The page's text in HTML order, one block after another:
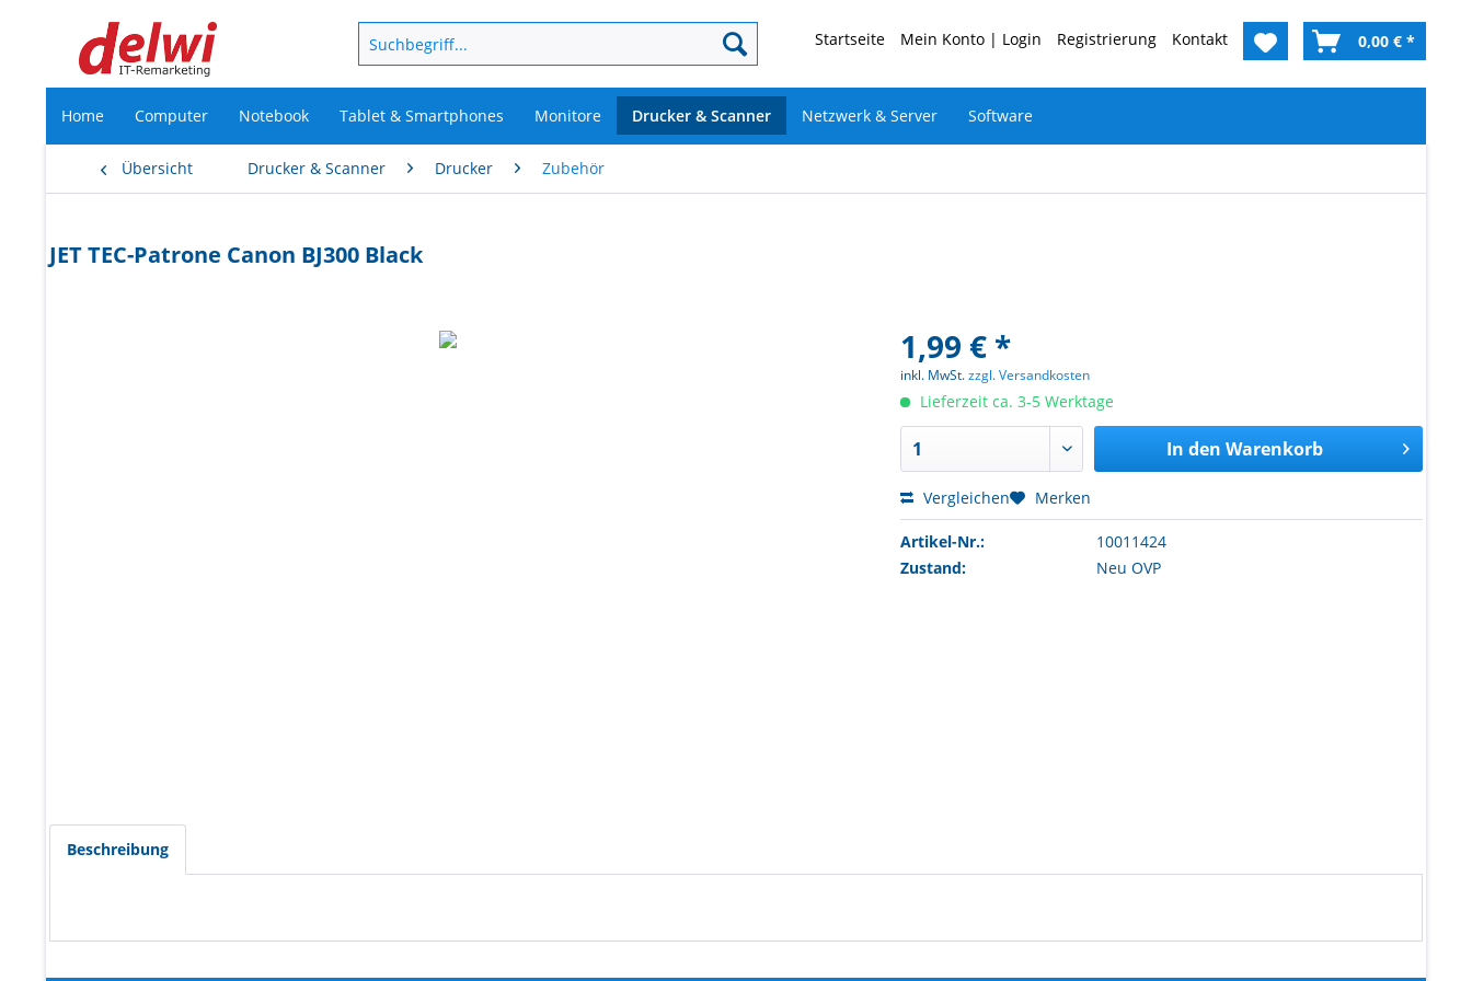
Startseite Mein Konto | Login Registrierung Kontakt 0,00 € *
Home Computer Notebook Tablet & Smartphones Monitore Drucker & Scanner Netzwerk & Server Software
Übersicht Drucker & Scanner Drucker Zubehör
JET TEC-Patrone Canon BJ300 Black
1,99 € *
inkl. MwSt.zzgl. Versandkosten
Lieferzeit ca. 3-5 Werktage
In den Warenkorb
Vergleichen Merken
Artikel-Nr.:
10011424
Zustand:
Neu OVP
Beschreibung